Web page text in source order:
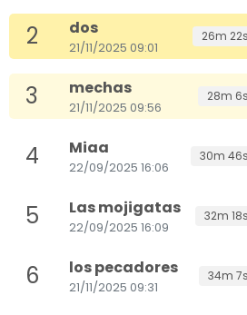
2 dos
21/11/2025 09:01
26m 22s
3 mechas
21/11/2025 09:56
28m 6s
4 Miaa
22/09/2025 16:06
30m 46s
5 Las mojigatas
22/09/2025 16:09
32m 18s
6 los pecadores
21/11/2025 09:31
34m 7s